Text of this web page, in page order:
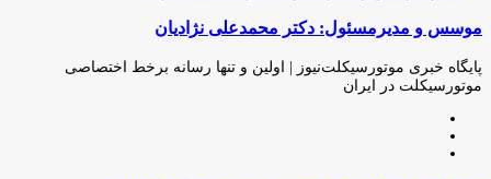
از
ایمیل
موسس و مدیرمسئول: دکتر محمدعلی نژادیان
پایگاه خبری موتورسیکلت‌نیوز | اولین و تنها رسانه برخط اختصاصی
موتورسیکلت در ایران